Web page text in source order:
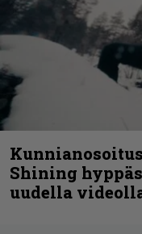
Shining
uudella